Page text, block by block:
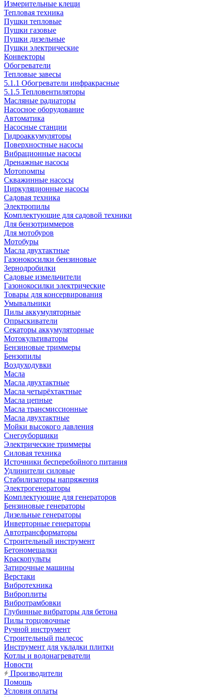
Измерительные клещи
Тепловая техника
Пушки тепловые
Пушки газовые
Пушки дизельные
Пушки электрические
Конвекторы
Обогреватели
Тепловые завесы
5.1.1 Обогреватели инфракрасные
5.1.5 Тепловентиляторы
Масляные радиаторы
Насосное оборудование
Автоматика
Насосные станции
Гидроаккумуляторы
Поверхностные насосы
Вибрационные насосы
Дренажные насосы
Мотопомпы
Скважинные насосы
Циркуляционные насосы
Садовая техника
Электропилы
Комплектующие для садовой техники
Для бензотриммеров
Для мотобуров
Мотобуры
Масла двухтактные
Газонокосилки бензиновые
Зернодробилки
Садовые измельчители
Газонокосилки электрические
Товары для консервирования
Умывальники
Пилы аккумуляторные
Опрыскиватели
Секаторы аккумуляторные
Мотокультиваторы
Бензиновые триммеры
Бензопилы
Воздуходувки
Масла
Масла двухтактные
Масла четырёхтактные
Масла цепные
Масла трансмиссионные
Масла двухтактные
Мойки высокого давления
Снегоуборщики
Электрические триммеры
Силовая техника
Источники бесперебойного питания
Удлинители силовые
Стабилизаторы напряжения
Электрогенераторы
Комплектующие для генераторов
Бензиновые генераторы
Дизельные генераторы
Инверторные генераторы
Автотрансформаторы
Строительный инструмент
Бетономешалки
Краскопульты
Затирочные машины
Верстаки
Вибротехника
Виброплиты
Вибротрамбовки
Глубинные вибраторы для бетона
Пилы торцовочные
Ручной инструмент
Строительный пылесос
Инструмент для укладки плитки
Котлы и водонагреватели
Новости
Производители
Помощь
Условия оплаты